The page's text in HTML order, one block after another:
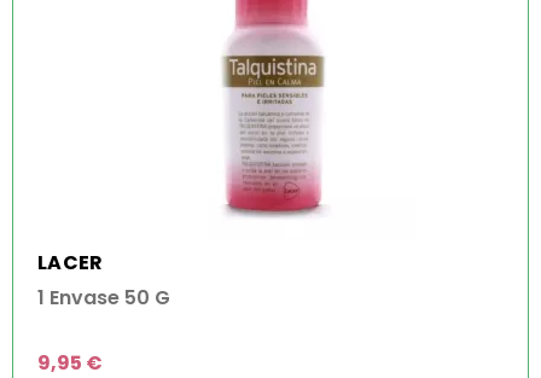
LACER
1 Envase 50 G
9,95 €